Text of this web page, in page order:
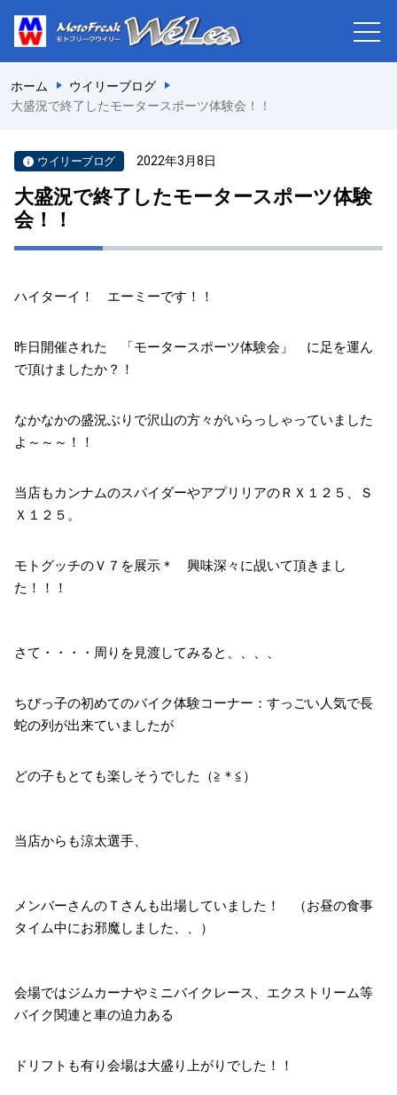
ホーム
ウイリーブログ
大盛況で終了したモータースポーツ体験会！！
ウイリーブログ 2022年3月8日
大盛況で終了したモータースポーツ体験
会！！
ハイターイ！ エーミーです！！
昨日開催された 「モータースポーツ体験会」 に足を運ん
で頂けましたか？！
なかなかの盛況ぶりで沢山の方々がいらっしゃっていました
よ～～～！！
当店もカンナムのスパイダーやアプリリアのＲＸ１２５、Ｓ
Ｘ１２５。
モトグッチのＶ７を展示＊ 興味深々に覘いて頂きまし
た！！！
さて・・・・周りを見渡してみると、、、、
ちびっ子の初めてのバイク体験コーナー：すっごい人気で長
蛇の列が出来ていましたが
どの子もとても楽しそうでした（≧＊≦）
当店からも涼太選手、
メンバーさんのＴさんも出場していました！ （お昼の食事
タイム中にお邪魔しました、、）
会場ではジムカーナやミニバイクレース、エクストリーム等
バイク関連と車の迫力ある
ドリフトも有り会場は大盛り上がりでした！！